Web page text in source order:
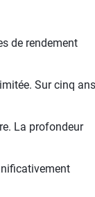
de rendement
Sur cinq
La profondeur